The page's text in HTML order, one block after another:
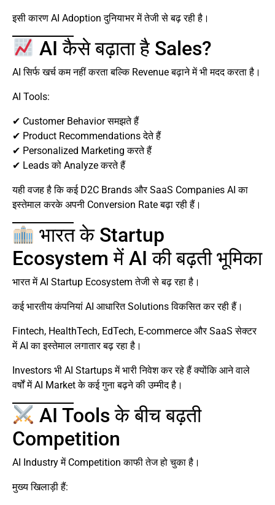
इसी कारण AI Adoption दुनियाभर में तेजी से बढ़ रही है।
AI कैसे बढ़ाता है Sales?
AI सिर्फ खर्च कम नहीं करता बल्कि Revenue बढ़ाने में भी मदद करता है।
AI Tools:
✔ Customer Behavior समझते हैं
✔ Product Recommendations देते हैं
✔ Personalized Marketing करते हैं
✔ Leads को Analyze करते हैं
यही वजह है कि कई D2C Brands और SaaS Companies AI का
इस्तेमाल करके अपनी Conversion Rate बढ़ा रही हैं।
भारत के Startup
Ecosystem में AI की बढ़ती भूमिका
भारत में AI Startup Ecosystem तेजी से बढ़ रहा है।
कई भारतीय कंपनियां AI आधारित Solutions विकसित कर रही हैं।
Fintech, HealthTech, EdTech, E-commerce और SaaS सेक्टर
में AI का इस्तेमाल लगातार बढ़ रहा है।
Investors भी AI Startups में भारी निवेश कर रहे हैं क्योंकि आने वाले
वर्षों में AI Market के कई गुना बढ़ने की उम्मीद है।
AI Tools के बीच बढ़ती
Competition
AI Industry में Competition काफी तेज हो चुका है।
मुख्य खिलाड़ी हैं: